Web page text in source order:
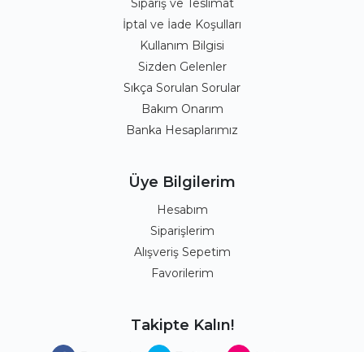
Sipariş ve Teslimat
İptal ve İade Koşulları
Kullanım Bilgisi
Sizden Gelenler
Sıkça Sorulan Sorular
Bakım Onarım
Banka Hesaplarımız
Üye Bilgilerim
Hesabım
Siparişlerim
Alışveriş Sepetim
Favorilerim
Takipte Kalın!